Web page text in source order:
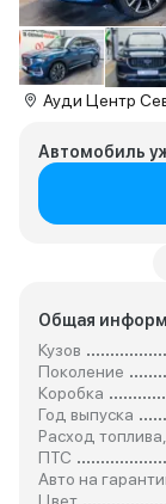
Ауди Центр
Автомобиль
Общая
Кузов
Поколение
Коробка
Год выпуска
Расход
ПТС
Авто на